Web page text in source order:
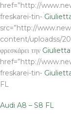
href=”http://
freskarei-tin-
src=”http://
content/uploadss/
φρεσκάρει την Giulietta
href=”http://
freskarei-tin-
FL
Audi A8 – S8 FL